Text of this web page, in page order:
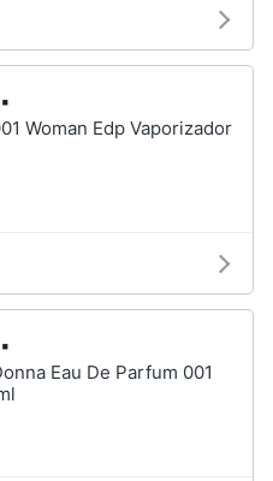
Woman Edp Vaporizador
Eau De Parfum 001